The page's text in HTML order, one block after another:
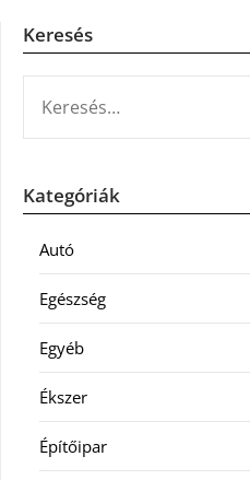
Keresés
Kategóriák
Autó
Egészség
Egyéb
Ékszer
Építőipar